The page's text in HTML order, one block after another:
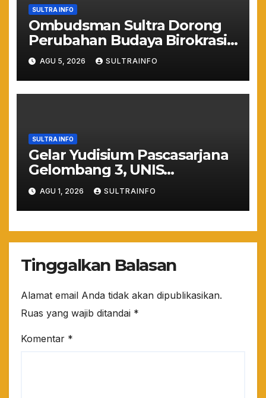
SULTRA INFO
Ombudsman Sultra Dorong
Perubahan Budaya Birokrasi
Lewat Penilaian
Maladministrasi 2026
AGU 5, 2026 SULTRAINFO
SULTRA INFO
Gelar Yudisium Pascasarjana
Gelombang 3, UNIS
Tangerang Cetak 243
Magister Berdaya Saing
Global dari Pelosok Negeri
hingga Mancanegara
AGU 1, 2026 SULTRAINFO
Tinggalkan Balasan
Alamat email Anda tidak akan dipublikasikan.
Ruas yang wajib ditandai *
Komentar *